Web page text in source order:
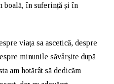
boală, în suferință și în
viața sa ascetică, despre
minunile săvârșite după
am hotărât să dedicăm